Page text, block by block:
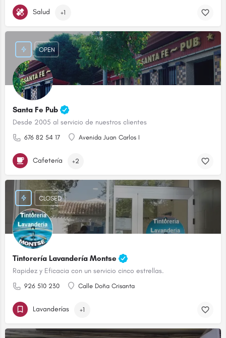
Salud +1
Santa Fe Pub
Desde 2005 al servicio de nuestros clientes
676 82 54 17 Avenida Juan Carlos I
OPEN
Cafetería +2
Tintorería Lavandería Montse
Rapidez y Eficacia con un servicio cinco estrellas.
926 510 230 Calle Doña Crisanta
CLOSED
Lavanderías +1